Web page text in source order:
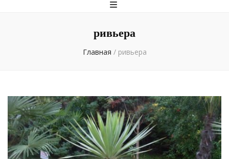
ривьера
Главная / ривьера